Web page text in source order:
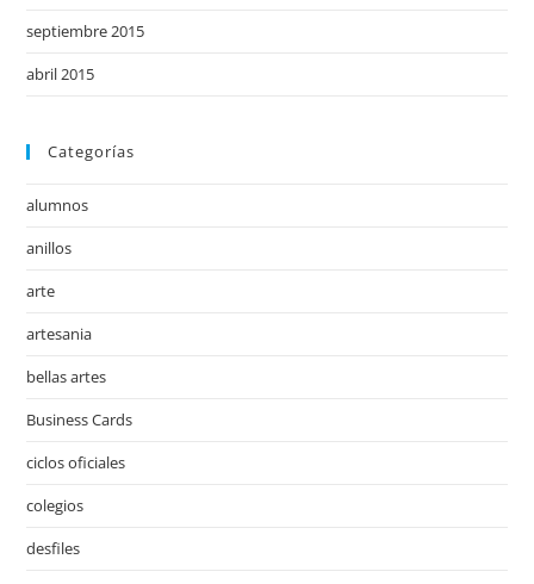
septiembre 2015
abril 2015
Categorías
alumnos
anillos
arte
artesania
bellas artes
Business Cards
ciclos oficiales
colegios
desfiles